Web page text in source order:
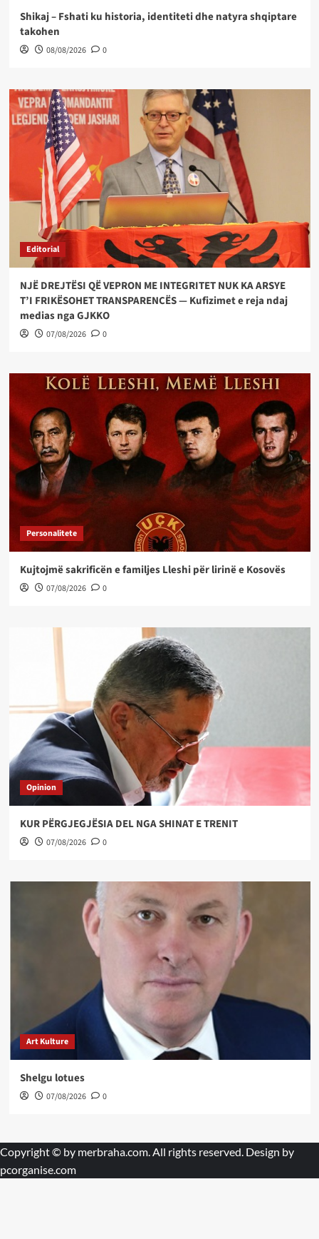
Shikaj – Fshati ku historia, identiteti dhe natyra shqiptare
takohen
08/08/2026 0
Editorial
NJË DREJTËSI QË VEPRON ME INTEGRITET NUK KA ARSYE
T’I FRIKËSOHET TRANSPARENCËS — Kufizimet e reja ndaj
medias nga GJKKO
07/08/2026 0
Personalitete
Kujtojmë sakrificën e familjes Lleshi për lirinë e Kosovës
07/08/2026 0
Opinion
KUR PËRGJEGJËSIA DEL NGA SHINAT E TRENIT
07/08/2026 0
Art Kulture
Shelgu lotues
07/08/2026 0
Copyright © by merbraha.com. All rights reserved. Design by
pcorganise.com